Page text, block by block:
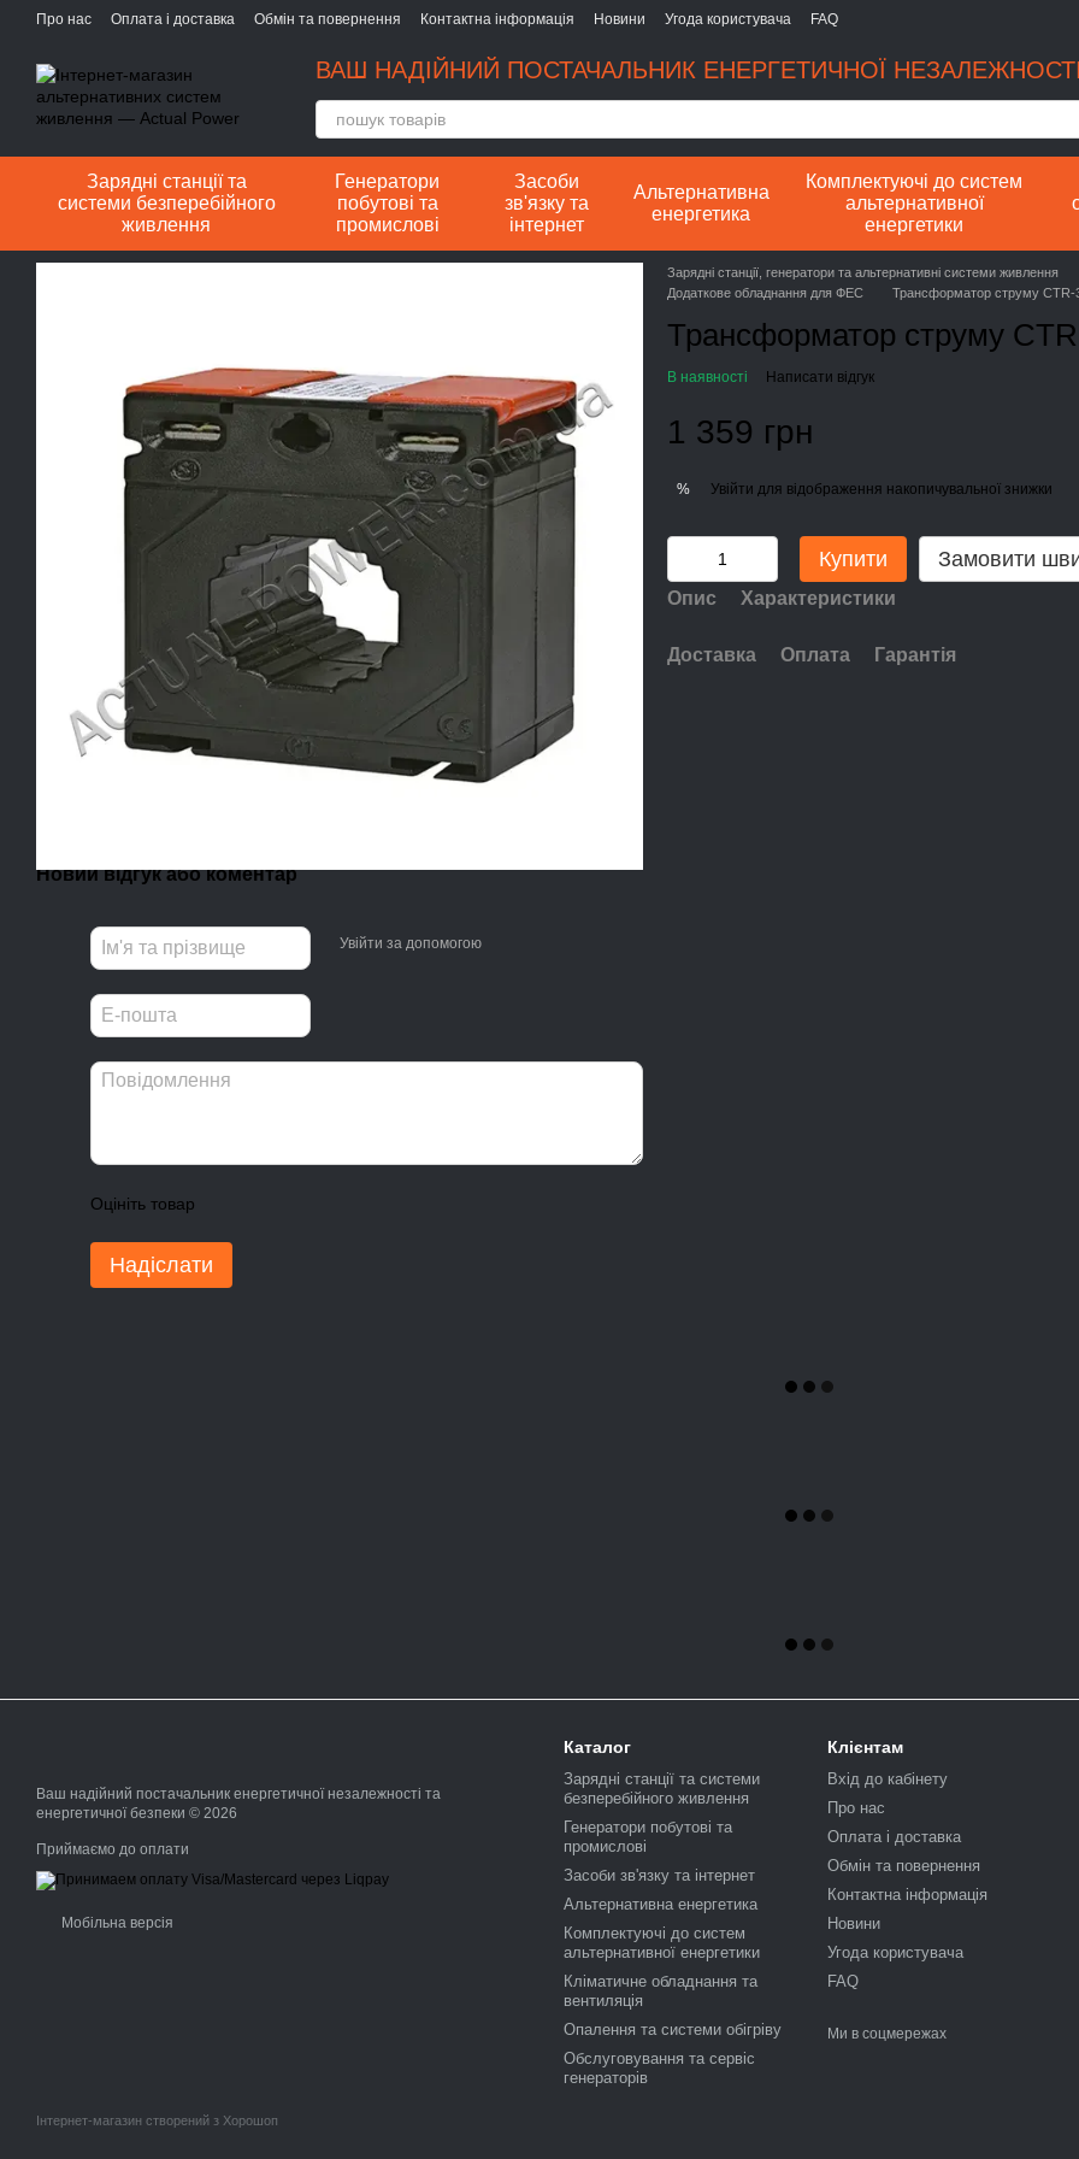
Перейти до основного контенту
Про нас Оплата і доставка Обмін та повернення Контактна інформація Новини Угода користувача FAQ
ВАШ НАДІЙНИЙ ПОСТАЧАЛЬНИК ЕНЕРГЕТИЧНОЇ
Зарядні станції та
системи безперебійного
живлення
Генератори
побутові та
промислові
Засоби
зв'язку та
інтернет
Альтернативна
енергетика
Комплектуючі до систем
альтернативної
енергетики
Новий відгук або коментар
Увійти за допомогою
Оцініть товар
Надіслати
Зарядні станції, генератори та альтернативні системи живлення
Додаткове обладнання для ФЕС
Трансформатор струму CTR-
Трансформатор струму
В наявності Написати відгук
1 359 грн
% Увійти для відображення накопичувальної знижки
Купити Замовити
Опис Характеристики
Доставка Оплата Гарантія
Ваш надійний постачальник енергетичної незалежності та
енергетичної безпеки © 2026
Приймаємо до оплати
Мобільна версія
Інтернет-магазин створений з Хорошоп
Каталог
Зарядні станції та системи
безперебійного живлення
Генератори побутові та
промислові
Засоби зв'язку та інтернет
Альтернативна енергетика
Комплектуючі до систем
альтернативної енергетики
Кліматичне обладнання та
вентиляція
Опалення та системи обігріву
Обслуговування та сервіс
генераторів
Клієнтам
Вхід до кабінету
Про нас
Оплата і доставка
Обмін та повернення
Контактна інформація
Новини
Угода користувача
FAQ
Ми в соцмережах